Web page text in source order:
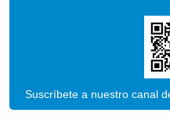
Suscríbete a nuestro canal